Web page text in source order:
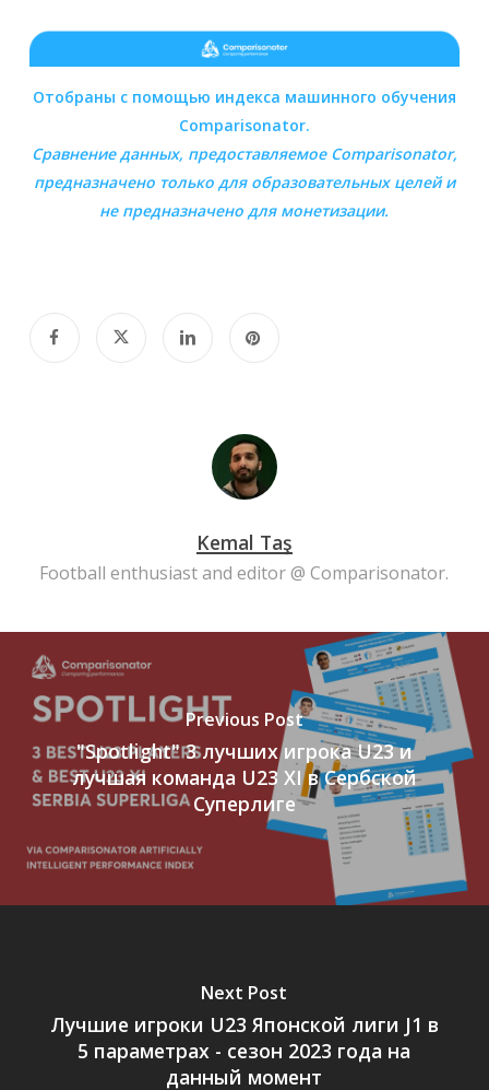
Отобраны с помощью индекса машинного обучения
Comparisonator.
Сравнение данных, предоставляемое Comparisonator,
предназначено только для образовательных целей и
не предназначено для монетизации.
Kemal Taş
Football enthusiast and editor @ Comparisonator.
Previous Post
"Spotlight" 3 лучших игрока U23 и
лучшая команда U23 XI в Сербской
Суперлиге
Next Post
Лучшие игроки U23 Японской лиги J1 в
5 параметрах - сезон 2023 года на
данный момент